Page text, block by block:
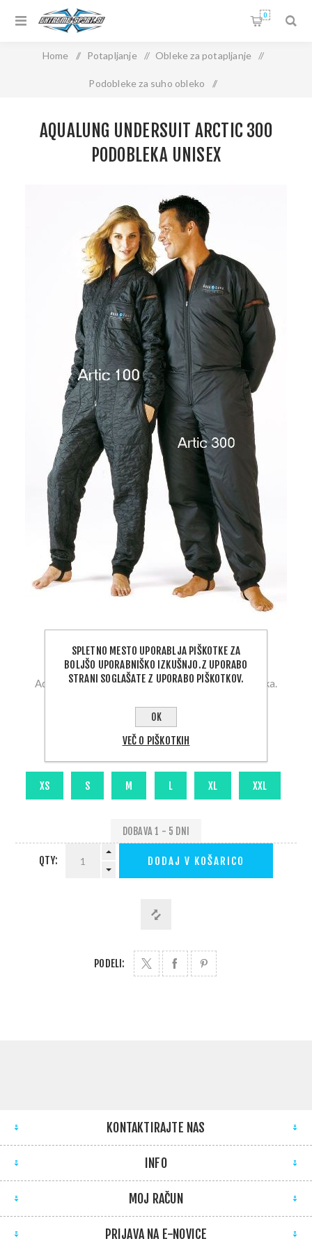
0
Home / Potapljanje / Obleke za potapljanje /
Podobleke za suho obleko /
AQUALUNG UNDERSUIT ARCTIC 300
PODOBLEKA UNISEX
Proizvajalec:AquaLung
Aqualung ARCTIC 300, enodelna unisex podobleka.
269,00 €
Velikost
DOBAVA 1 - 5 DNI
QTY: DODAJ V KOŠARICO
PODELI:
KONTAKTIRAJTE NAS
INFO
MOJ RAČUN
PRIJAVA NA E-NOVICE
SPLETNO MESTO UPORABLJA PIŠKOTKE ZA
BOLJŠO UPORABNIŠKO IZKUŠNJO.Z UPORABO
STRANI SOGLAŠATE Z UPORABO PIŠKOTKOV.
OK
VEČ O PIŠKOTKIH